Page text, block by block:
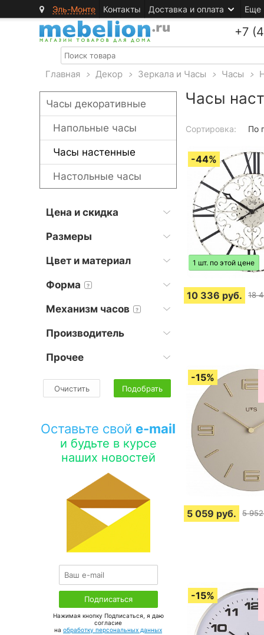
Эль-Монте Контакты Доставка и оплата Еще
+7
Главная > Декор > Зеркала и Часы > Часы >
Часы декоративные
Напольные часы
Часы настенные
Настольные часы
Цена и скидка
Размеры
Цвет и материал
Форма ?
Механизм часов ?
Производитель
Прочее
Очистить Подобрать
Оставьте свой e-mail
и будьте в курсе
наших новостей
Нажимая кнопку Подписаться, я даю
соглаcие
на обработку персональных данных
Часы
Сортировка: По
1 шт. по этой цене
10 336 руб. 18
5 059 руб. 5 952